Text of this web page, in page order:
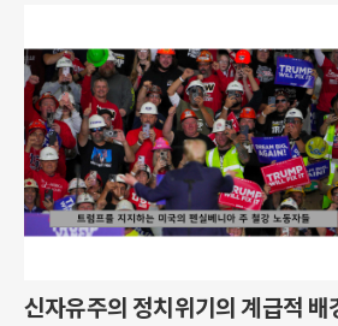
신자유주의 정치위기의 계급적 배